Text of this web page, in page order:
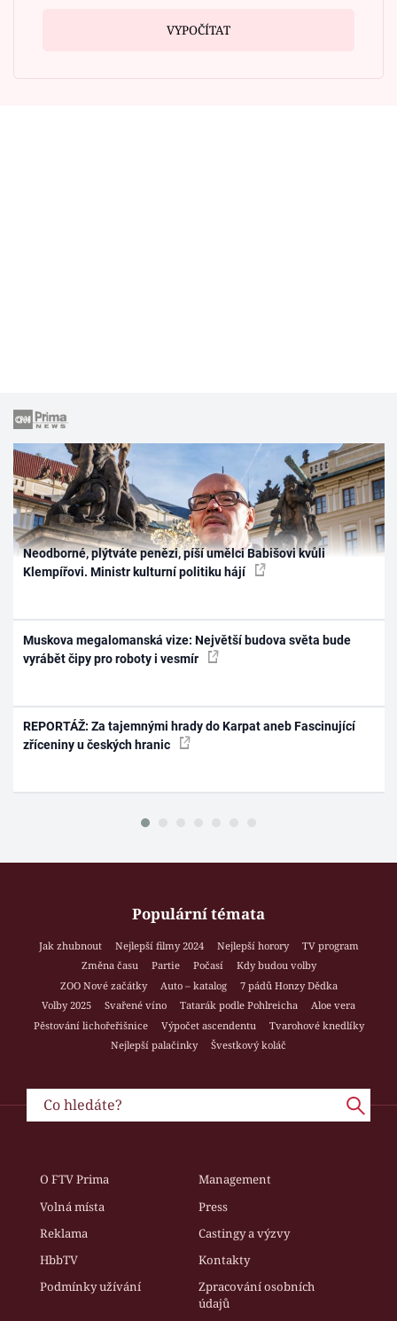
VYPOČÍTAT
Neodborné, plýtváte penězi, píší umělci Babišovi kvůli
Klempířovi. Ministr kulturní politiku hájí
Muskova megalomanská vize: Největší budova světa bude
vyrábět čipy pro roboty i vesmír
REPORTÁŽ: Za tajemnými hrady do Karpat aneb Fascinující
zříceniny u českých hranic
Populární témata
Jak zhubnout Nejlepší filmy 2024 Nejlepší horory
TV program
Změna času
Partie Počasí
Kdy budou volby
ZOO Nové začátky
Auto – katalog
7 pádů Honzy Dědka
Volby 2025
Svařené víno Tatarák podle Pohlreicha
Aloe vera
Pěstování lichořeřišnice
Výpočet ascendentu
Tvarohové knedlíky
Nejlepší palačinky
Švestkový koláč
O FTV Prima
Management
Volná místa
Press
Reklama
Castingy a výzvy
HbbTV
Kontakty
Podmínky užívání
Zpracování osobních
údajů